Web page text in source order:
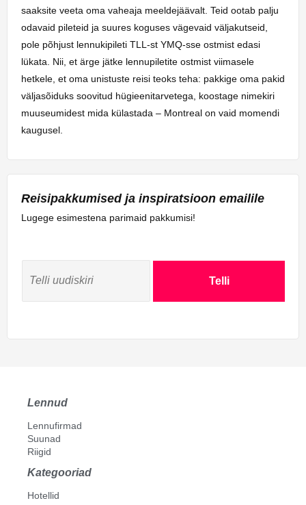
saaksite veeta oma vaheaja meeldejäävalt. Teid ootab palju
odavaid pileteid ja suures koguses vägevaid väljakutseid,
pole põhjust lennukipileti TLL-st YMQ-sse ostmist edasi
lükata. Nii, et ärge jätke lennupiletite ostmist viimasele
hetkele, et oma unistuste reisi teoks teha: pakkige oma pakid
väljasõiduks soovitud hügieenitarvetega, koostage nimekiri
muuseumidest mida külastada – Montreal on vaid momendi
kaugusel.
Reisipakkumised ja inspiratsioon emailile
Lugege esimestena parimaid pakkumisi!
Telli
Lennud
Lennufirmad
Suunad
Riigid
Kategooriad
Hotellid